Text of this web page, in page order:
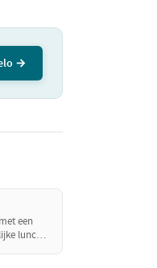
→
een
lunch